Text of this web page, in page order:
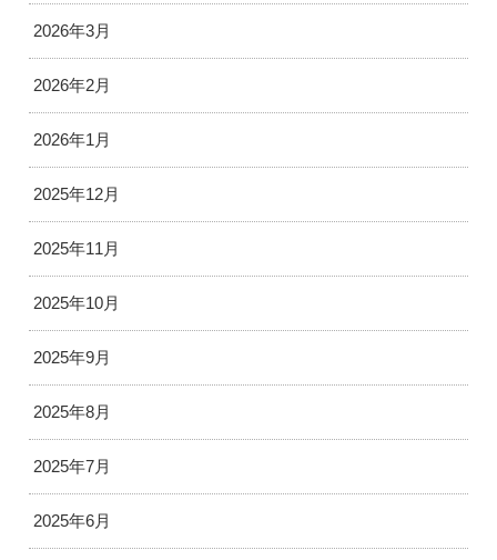
2026年3月
2026年2月
2026年1月
2025年12月
2025年11月
2025年10月
2025年9月
2025年8月
2025年7月
2025年6月